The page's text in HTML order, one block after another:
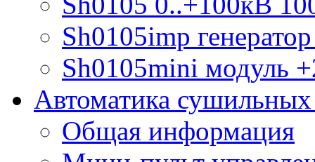
Sh0105imp
Sh0105mini модуль
Автоматика
Общая информация